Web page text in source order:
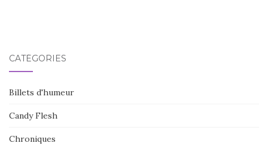
CATÉGORIES
Billets d'humeur
Candy Flesh
Chroniques